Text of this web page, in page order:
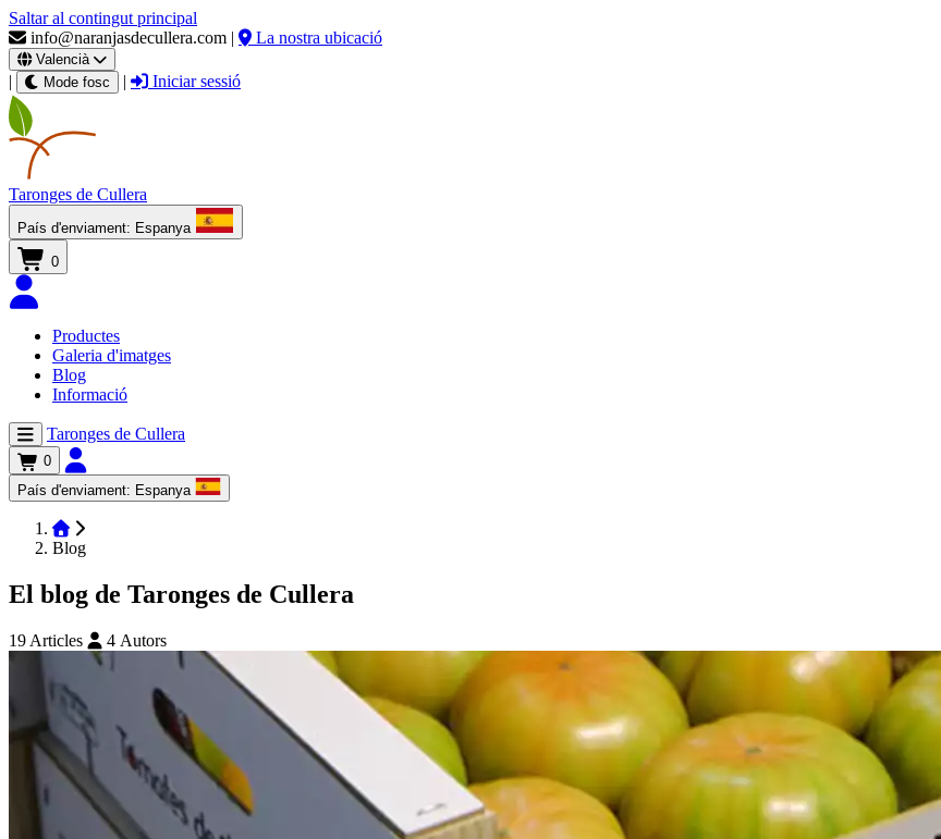
Saltar al contingut principal
info@naranjasdecullera.com | La nostra ubicació
Valencià
| Mode fosc | Iniciar sessió
Taronges de Cullera
País d'enviament: Espanya
0
Productes
Galeria d'imatges
Blog
Informació
Taronges de Cullera
0
País d'enviament: Espanya
Blog
El blog de Taronges de Cullera
19 Articles 4 Autors